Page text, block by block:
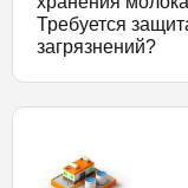
Требуется
загрязнений?